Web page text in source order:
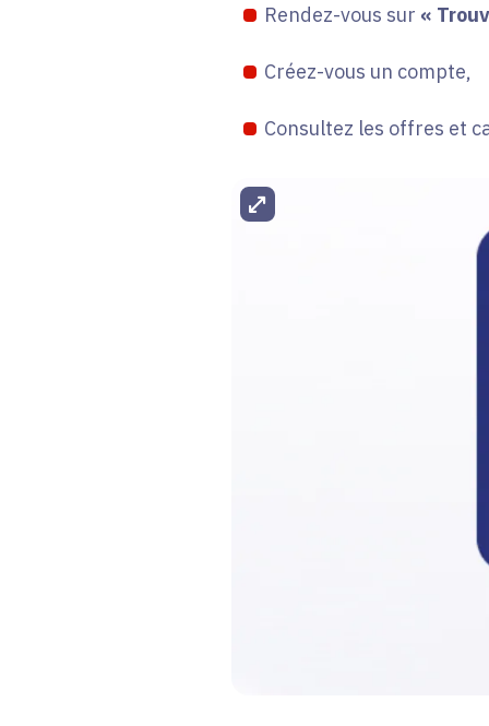
Rendez-vous sur «
Créez-vous un compte,
Consultez les offres et
Agrandir l'image